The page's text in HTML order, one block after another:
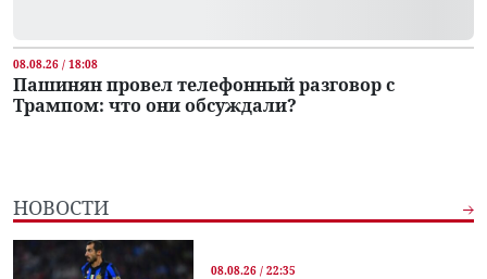
08.08.26 / 18:08
Пашинян провел телефонный разговор с
Трампом: что они обсуждали?
НОВОСТИ
08.08.26 / 22:35